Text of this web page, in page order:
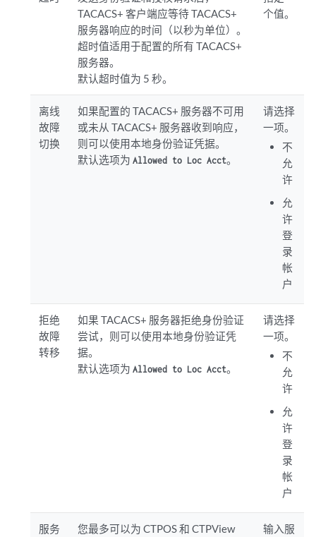
TACACS+ 客户端应等待 TACACS+
服务器响应的时间（以秒为单位）。
超时值适用于配置的所有 TACACS+
服务器。
默认超时值为 5 秒。
个值。
离线
故障
切换
如果配置的 TACACS+ 服务器不可用
或未从 TACACS+ 服务器收到响应，
则可以使用本地身份验证凭据。
默认选项为 Allowed to Loc Acct。
请选择
一项。
不
允
许
允
许
登
录
帐
户
拒绝
故障
转移
如果 TACACS+ 服务器拒绝身份验证
尝试，则可以使用本地身份验证凭
据。
默认选项为 Allowed to Loc Acct。
请选择
一项。
不
允
许
允
许
登
录
帐
户
服务
您最多可以为 CTPOS 和 CTPView
输入服